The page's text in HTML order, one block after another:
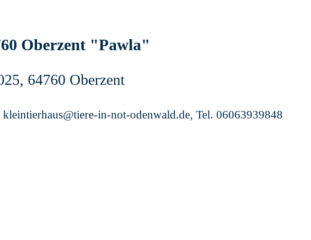
Oberzent "Pawla"
64760 Oberzent
in-not-odenwald.de, Tel. 06063939848